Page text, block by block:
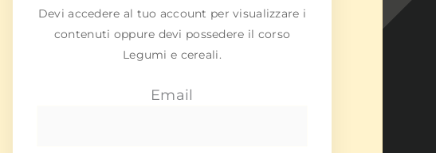
Devi accedere al tuo account per visualizzare i
contenuti oppure devi possedere il corso
Legumi e cereali.
Email